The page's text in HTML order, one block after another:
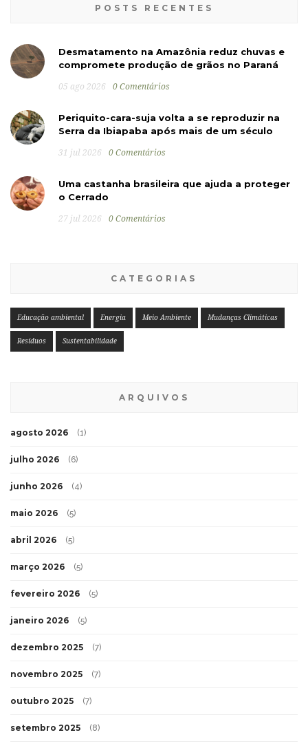
POSTS RECENTES
Desmatamento na Amazônia reduz chuvas e
compromete produção de grãos no Paraná
05 ago 2026 0 Comentários
Periquito-cara-suja volta a se reproduzir na
Serra da Ibiapaba após mais de um século
31 jul 2026 0 Comentários
Uma castanha brasileira que ajuda a proteger
o Cerrado
27 jul 2026 0 Comentários
CATEGORIAS
Educação ambiental Energia Meio Ambiente Mudanças Climáticas
Resíduos Sustentabilidade
ARQUIVOS
agosto 2026 (1)
julho 2026 (6)
junho 2026 (4)
maio 2026 (5)
abril 2026 (5)
março 2026 (5)
fevereiro 2026 (5)
janeiro 2026 (5)
dezembro 2025 (7)
novembro 2025 (7)
outubro 2025 (7)
setembro 2025 (8)